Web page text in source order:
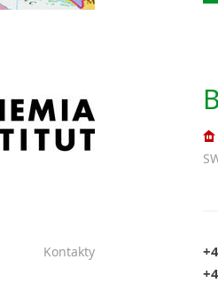
Kontakty